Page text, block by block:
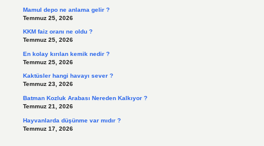
Mamul depo ne anlama gelir ?
Temmuz 25, 2026
KKM faiz oranı ne oldu ?
Temmuz 25, 2026
En kolay kırılan kemik nedir ?
Temmuz 25, 2026
Kaktüsler hangi havayı sever ?
Temmuz 23, 2026
Batman Kozluk Arabası Nereden Kalkıyor ?
Temmuz 21, 2026
Hayvanlarda düşünme var mıdır ?
Temmuz 17, 2026